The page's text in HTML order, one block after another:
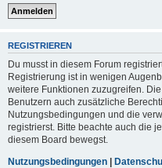
REGISTRIEREN
Du musst in diesem Forum
Registrierung ist in wenigen
weitere Funktionen zuzugreifen.
Benutzern auch zusätzliche
Nutzungsbedingungen und die
registrierst. Bitte beachte auch die
diesem Board bewegst.
Nutzungsbedingungen |